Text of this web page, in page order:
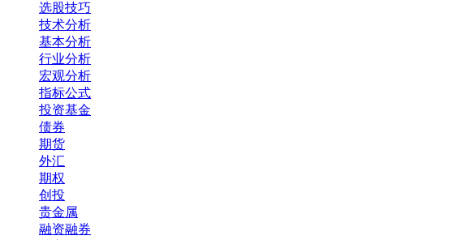
选股技巧
技术分析
基本分析
行业分析
宏观分析
指标公式
投资基金
债券
期货
外汇
期权
创投
贵金属
融资融券